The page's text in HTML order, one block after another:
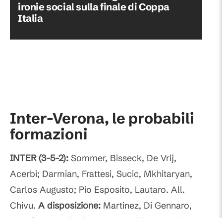
ironie social sulla finale di Coppa
Italia
Inter-Verona, le probabili
formazioni
INTER (3-5-2): Sommer, Bisseck, De Vrij,
Acerbi; Darmian, Frattesi, Sucic, Mkhitaryan,
Carlos Augusto; Pio Esposito, Lautaro. All.
Chivu. A disposizione: Martinez, Di Gennaro,